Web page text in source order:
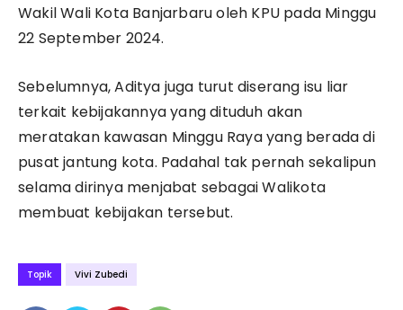
Wakil Wali Kota Banjarbaru oleh KPU pada Minggu
22 September 2024.
Sebelumnya, Aditya juga turut diserang isu liar
terkait kebijakannya yang dituduh akan
meratakan kawasan Minggu Raya yang berada di
pusat jantung kota. Padahal tak pernah sekalipun
selama dirinya menjabat sebagai Walikota
membuat kebijakan tersebut.
Topik Vivi Zubedi